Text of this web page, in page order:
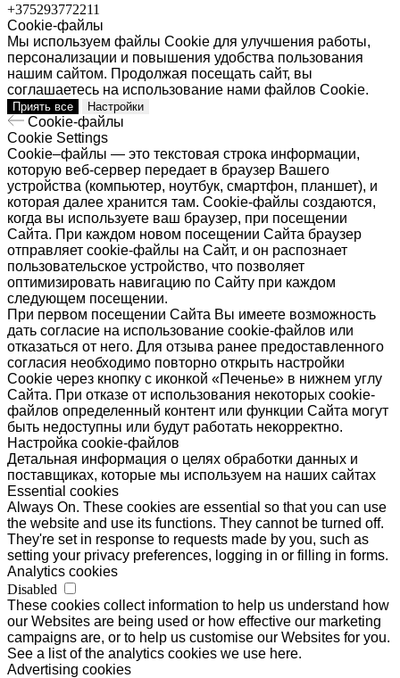
+375293772211
Cookie-файлы
Мы используем файлы Cookie для улучшения работы,
персонализации и повышения удобства пользования
нашим сайтом. Продолжая посещать сайт, вы
соглашаетесь на использование нами файлов Cookie.
Приять все Настройки
Cookie-файлы
Cookie Settings
Cookie–файлы — это текстовая строка информации,
которую веб-сервер передает в браузер Вашего
устройства (компьютер, ноутбук, смартфон, планшет), и
которая далее хранится там. Cookie-файлы создаются,
когда вы используете ваш браузер, при посещении
Сайта. При каждом новом посещении Сайта браузер
отправляет cookie-файлы на Сайт, и он распознает
пользовательское устройство, что позволяет
оптимизировать навигацию по Сайту при каждом
следующем посещении.
При первом посещении Сайта Вы имеете возможность
дать согласие на использование cookie-файлов или
отказаться от него. Для отзыва ранее предоставленного
согласия необходимо повторно открыть настройки
Cookie через кнопку с иконкой «Печенье» в нижнем углу
Сайта. При отказе от использования некоторых cookie-
файлов определенный контент или функции Сайта могут
быть недоступны или будут работать некорректно.
Настройка cookie-файлов
Детальная информация о целях обработки данных и
поставщиках, которые мы используем на наших сайтах
Essential cookies
Always On. These cookies are essential so that you can use
the website and use its functions. They cannot be turned off.
They're set in response to requests made by you, such as
setting your privacy preferences, logging in or filling in forms.
Analytics cookies
Disabled
These cookies collect information to help us understand how
our Websites are being used or how effective our marketing
campaigns are, or to help us customise our Websites for you.
See a list of the analytics cookies we use here.
Advertising cookies